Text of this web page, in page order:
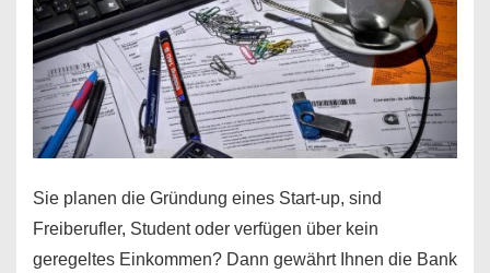
Sie planen die Gründung eines Start-up, sind
Freiberufler, Student oder verfügen über kein
geregeltes Einkommen? Dann gewährt Ihnen die Bank